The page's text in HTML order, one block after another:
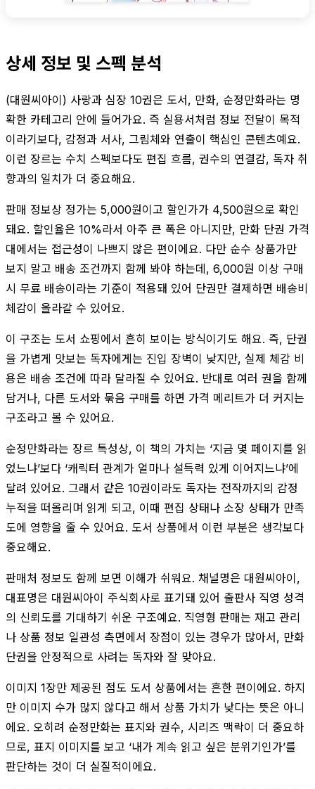
상세 정보 및 스펙 분석
(대원씨아이) 사랑과 심장 10권은 도서, 만화, 순정만화라는 명
확한 카테고리 안에 들어가요. 즉 실용서처럼 정보 전달이 목적
이라기보다, 감정과 서사, 그림체와 연출이 핵심인 콘텐츠예요.
이런 장르는 수치 스펙보다도 편집 흐름, 권수의 연결감, 독자 취
향과의 일치가 더 중요해요.
판매 정보상 정가는 5,000원이고 할인가가 4,500원으로 확인
돼요. 할인율은 10%라서 아주 큰 폭은 아니지만, 만화 단권 가격
대에서는 접근성이 나쁘지 않은 편이에요. 다만 순수 상품가만
보지 말고 배송 조건까지 함께 봐야 하는데, 6,000원 이상 구매
시 무료 배송이라는 기준이 적용돼 있어 단권만 결제하면 배송비
체감이 올라갈 수 있어요.
이 구조는 도서 쇼핑에서 흔히 보이는 방식이기도 해요. 즉, 단권
을 가볍게 맛보는 독자에게는 진입 장벽이 낮지만, 실제 체감 비
용은 배송 조건에 따라 달라질 수 있어요. 반대로 여러 권을 함께
담거나, 다른 도서와 묶음 구매를 하면 가격 메리트가 더 커지는
구조라고 볼 수 있어요.
순정만화라는 장르 특성상, 이 책의 가치는 ‘지금 몇 페이지를 읽
었느냐’보다 ‘캐릭터 관계가 얼마나 설득력 있게 이어지느냐’에
달려 있어요. 그래서 같은 10권이라도 독자는 전작까지의 감정
누적을 떠올리며 읽게 되고, 이때 편집 상태나 소장 상태가 만족
도에 영향을 줄 수 있어요. 도서 상품에서 이런 부분은 생각보다
중요해요.
판매처 정보도 함께 보면 이해가 쉬워요. 채널명은 대원씨아이,
대표명은 대원씨아이 주식회사로 표기돼 있어 출판사 직영 성격
의 신뢰도를 기대하기 쉬운 구조예요. 직영형 판매는 재고 관리
나 상품 정보 일관성 측면에서 장점이 있는 경우가 많아서, 만화
단권을 안정적으로 사려는 독자와 잘 맞아요.
이미지 1장만 제공된 점도 도서 상품에서는 흔한 편이에요. 하지
만 이미지 수가 많지 않다고 해서 상품 가치가 낮다는 뜻은 아니
에요. 오히려 순정만화는 표지와 권수, 시리즈 맥락이 더 중요하
므로, 표지 이미지를 보고 ‘내가 계속 읽고 싶은 분위기인가’를
판단하는 것이 더 실질적이에요.